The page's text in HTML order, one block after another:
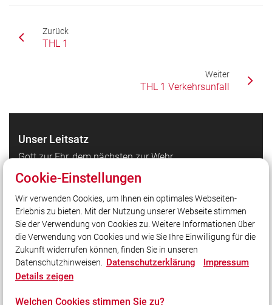
Zurück
THL 1
Weiter
THL 1 Verkehrsunfall
Unser Leitsatz
Gott zur Ehr, dem nächsten zur Wehr
Quicklinks
LFV Bayern
Quicklink intern
Social Media
Cookie-Einstellungen
Wir verwenden Cookies, um Ihnen ein optimales Webseiten-
Erlebnis zu bieten. Mit der Nutzung unserer Webseite stimmen
Sie der Verwendung von Cookies zu. Weitere Informationen über
die Verwendung von Cookies und wie Sie Ihre Einwilligung für die
Zukunft widerrufen können, finden Sie in unseren
Datenschutzhinweisen. Datenschutzerklärung
Impressum
Details zeigen
Welchen Cookies stimmen Sie zu?